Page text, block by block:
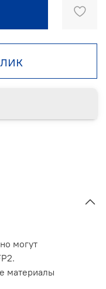
могут
материалы